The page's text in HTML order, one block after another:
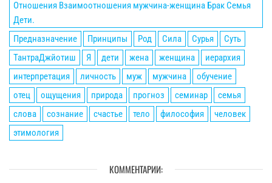
Отношения Взаимоотношения мужчина-женщина Брак Семья
Дети.
Предназначение
Принципы Род Сила Сурья
Суть
ТантраДжйотиш
Я дети жена женщина
иерархия
интерпретация
личность муж мужчина
обучение
отец
ощущения природа прогноз семинар
семья
слова
сознание счастье тело философия
человек
этимология
КОММЕНТАРИИ: